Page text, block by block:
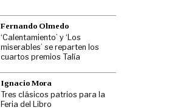
Fernando Olmedo
‘Calentamiento’ y ‘Los
miserables’ se reparten los
cuartos premios Talía
Ignacio Mora
Tres clásicos patrios para la
Feria del Libro